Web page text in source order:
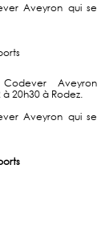
Aveyron qui se
Aveyron
20h30 à Rodez.
Aveyron qui se